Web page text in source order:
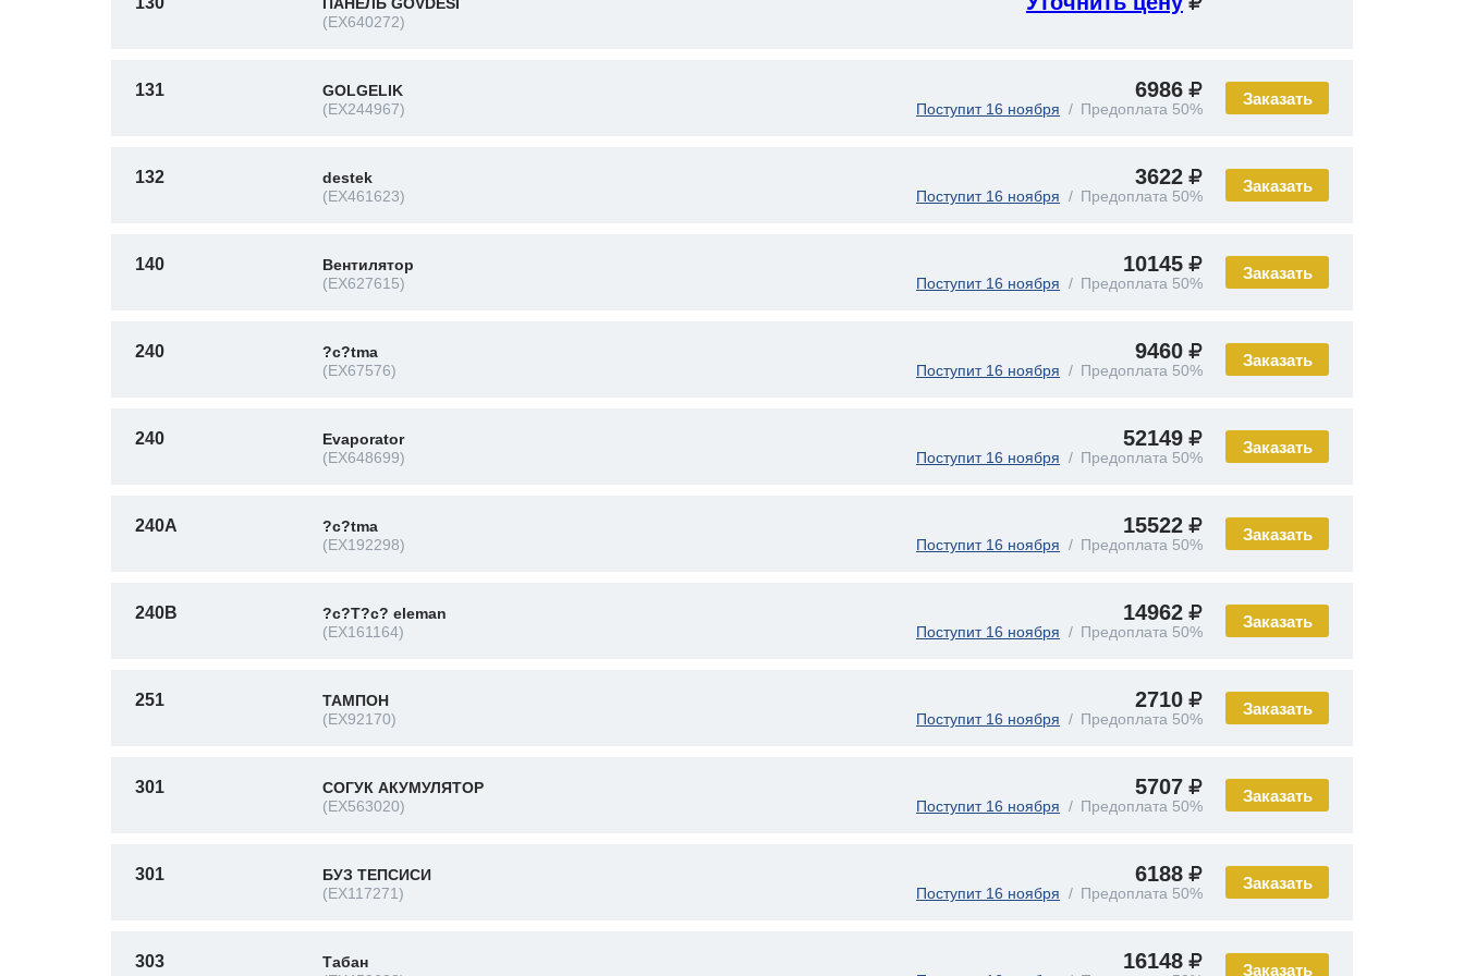
(EX640272)
Заказать
131
GOLGELIK
(EX244967)
6986
Поступит 16 ноября Предоплата 50%
Заказать
132
destek
(EX461623)
3622
Поступит 16 ноября Предоплата 50%
Заказать
140
Вентилятор
(EX627615)
10145
Поступит 16 ноября Предоплата 50%
Заказать
240
?с?tma
(EX67576)
9460
Поступит 16 ноября Предоплата 50%
Заказать
240
Evaporator
(EX648699)
52149
Поступит 16 ноября Предоплата 50%
Заказать
240A
?с?tma
(EX192298)
15522
Поступит 16 ноября Предоплата 50%
Заказать
240B
?с?Т?с? eleman
(EX161164)
14962
Поступит 16 ноября Предоплата 50%
Заказать
251
ТАМПОН
(EX92170)
2710
Поступит 16 ноября Предоплата 50%
Заказать
301
СОГУК АКУМУЛЯТОР
(EX563020)
5707
Поступит 16 ноября Предоплата 50%
Заказать
301
БУЗ ТЕПСИСИ
(EX117271)
6188
Поступит 16 ноября Предоплата 50%
Заказать
303
Табан
16148